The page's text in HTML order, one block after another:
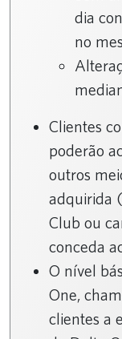
dia
no
Clientes
poderão
outros
adquirida
Club ou
conceda
O nível
One,
clientes a